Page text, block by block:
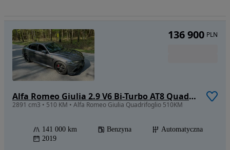
Alfa Romeo Giulia 2.9 V6 Bi-Turbo AT8 Quadrifoglio
2891 cm3 • 510 KM • Alfa Romeo Giulia Quadrifoglio 510KM
141 000 km Benzyna
Automatyczna
2019
136 900 PLN